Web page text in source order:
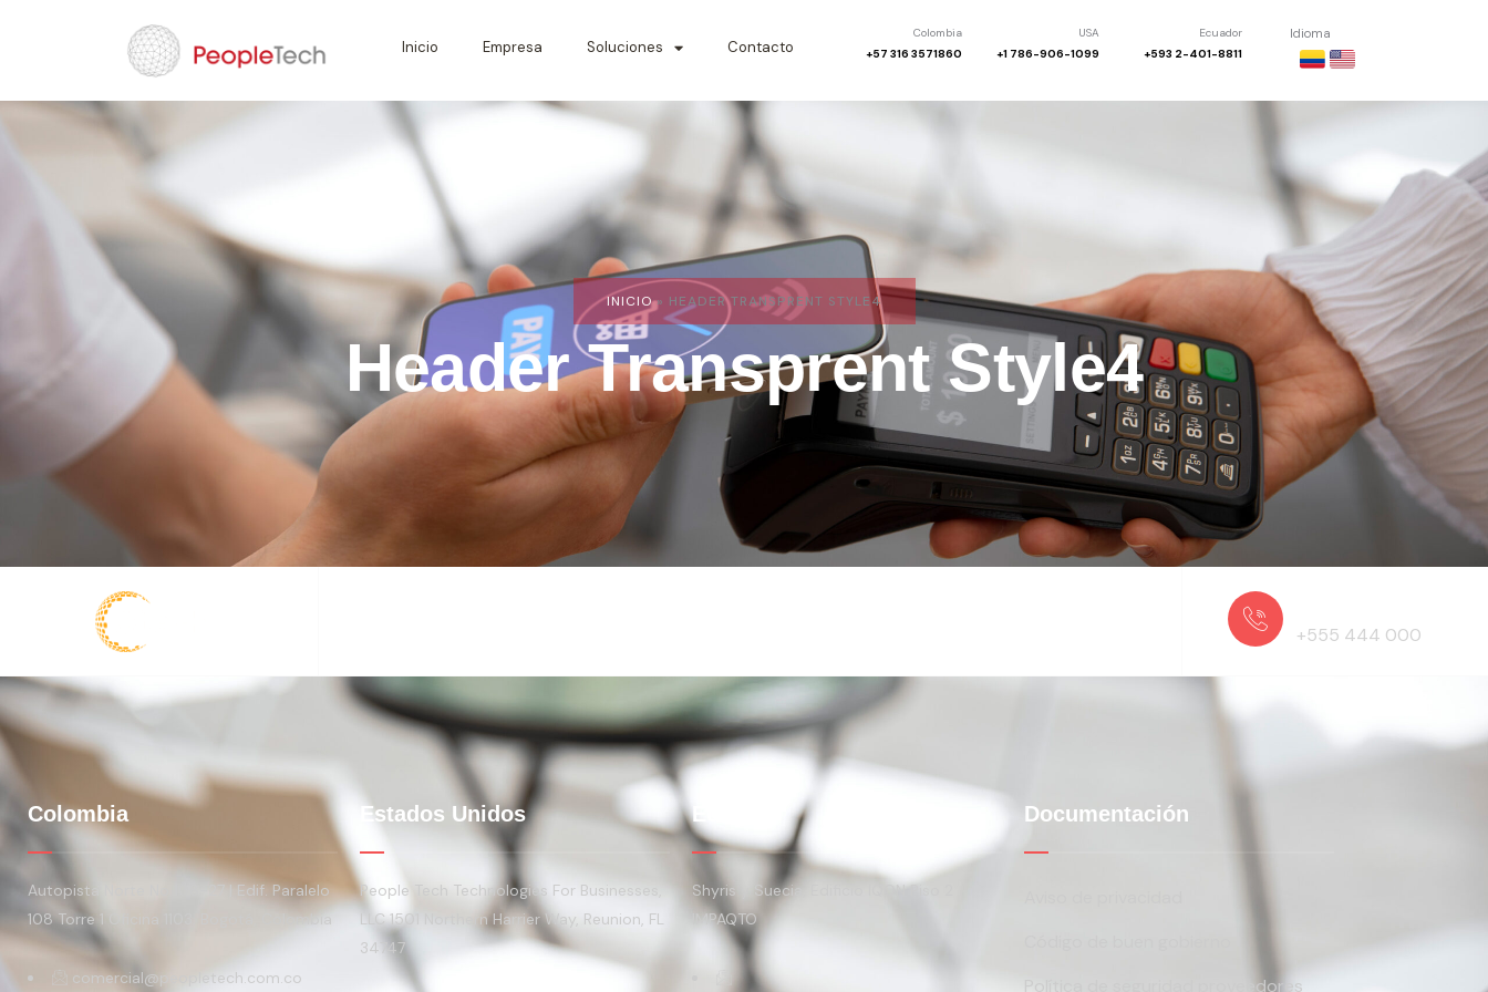
Inicio Empresa Soluciones Contacto
Colombia
+57 316 3571860
USA
+1 786-906-1099
Ecuador
+593 2-401-8811
Idioma
INICIO» HEADER TRANSPRENT STYLE4
Header Transprent Style4
+555 444 000
Colombia
Autopista Norte No 108-27 | Edif. Paralelo
108 Torre 1 Oficina 1103. Bogotá, Colombia
comercial@peopletech.com.co
Estados Unidos
People Tech Technologies For Businesses,
LLC 1501 Northern Harrier Way, Reunion, FL
34747
Ecuador
Shyris y Suecia, Edificio IQON Piso 2
IMPAQTO
Documentación
Política de seguridad proveedores